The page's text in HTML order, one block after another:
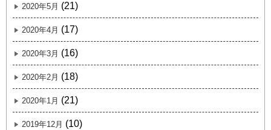
2020年5月 (21)
2020年4月 (17)
2020年3月 (16)
2020年2月 (18)
2020年1月 (21)
2019年12月 (10)